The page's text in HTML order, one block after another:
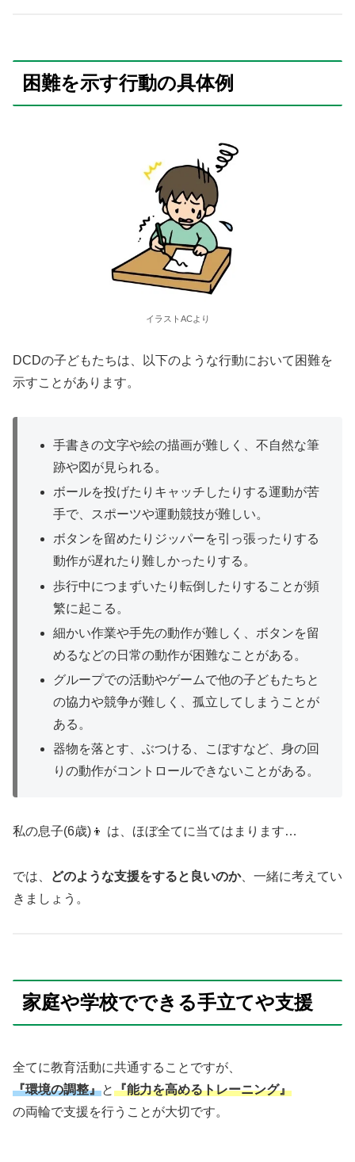
困難を示す行動の具体例
イラストACより
DCDの子どもたちは、以下のような行動において困難を
示すことがあります。
手書きの文字や絵の描画が難しく、不自然な筆
跡や図が見られる。
ボールを投げたりキャッチしたりする運動が苦
手で、スポーツや運動競技が難しい。
ボタンを留めたりジッパーを引っ張ったりする
動作が遅れたり難しかったりする。
歩行中につまずいたり転倒したりすることが頻
繁に起こる。
細かい作業や手先の動作が難しく、ボタンを留
めるなどの日常の動作が困難なことがある。
グループでの活動やゲームで他の子どもたちと
の協力や競争が難しく、孤立してしまうことが
ある。
器物を落とす、ぶつける、こぼすなど、身の回
りの動作がコントロールできないことがある。
私の息子(6歳)👦 は、ほぼ全てに当てはまります…
では、 どのような支援をすると良いのか、一緒に考えてい
きましょう。
家庭や学校でできる手立てや支援
全てに教育活動に共通することですが、
『環境の調整』と『能力を高めるトレーニング』
の両輪で支援を行うことが大切です。